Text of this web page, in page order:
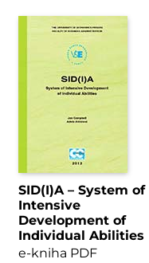
SID(I)A – System of
Intensive
Development of
Individual Abilities
e-kniha PDF